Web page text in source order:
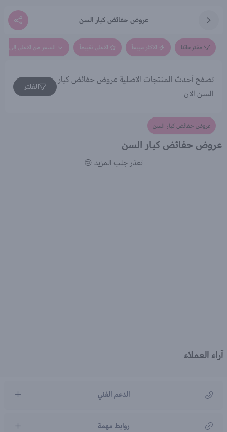
عروض حفائض كبار السن
مقترحاتنا الاكثر مبيعاً الاعلى تقييماً السعر من الاعلى إلى
تصفح أحدث المنتجات الاصلية عروض حفائض كبار
السن الان
الفلتر
عروض حفائض كبار السن
عروض حفائض كبار السن
تعذر جلب المزيد 😢
آراء العملاء
الدعم الفني
روابط مهمة